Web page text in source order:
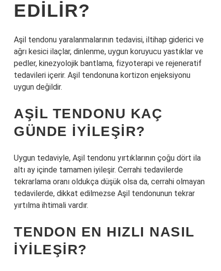
EDILIR?
Aşil tendonu yaralanmalarının tedavisi, iltihap giderici ve
ağrı kesici ilaçlar, dinlenme, uygun koruyucu yastıklar ve
pedler, kinezyolojik bantlama, fizyoterapi ve rejeneratif
tedavileri içerir. Aşil tendonuna kortizon enjeksiyonu
uygun değildir.
AŞIL TENDONU KAÇ
GÜNDE IYILEŞIR?
Uygun tedaviyle, Aşil tendonu yırtıklarının çoğu dört ila
altı ay içinde tamamen iyileşir. Cerrahi tedavilerde
tekrarlama oranı oldukça düşük olsa da, cerrahi olmayan
tedavilerde, dikkat edilmezse Aşil tendonunun tekrar
yırtılma ihtimali vardır.
TENDON EN HIZLI NASIL
IYILEŞIR?